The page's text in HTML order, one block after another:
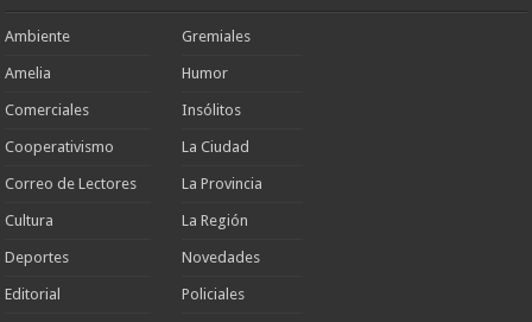
Ambiente
Amelia
Comerciales
Cooperativismo
Correo de Lectores
Cultura
Deportes
Editorial
Gremiales
Humor
Insólitos
La Ciudad
La Provincia
La Región
Novedades
Policiales